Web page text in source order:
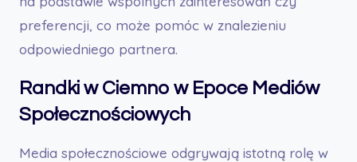
preferencji, co może pomóc w znalezieniu
odpowiedniego partnera.
Randki w Ciemno w Epoce Mediów
Społecznościowych
Media społecznościowe odgrywają istotną rolę w